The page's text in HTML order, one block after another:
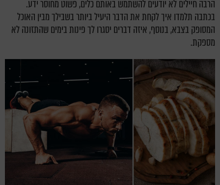
הרבה חיילים לא יודעים להשתמש באותם כלים, פשוט מחוסר ידע.
בכתבה תלמדו איך לקחת את הדבר היעיל ביותר בשבילך מבין האוכל
המסופק בצבא, בנוסף, איזה דברים יסגרו לך פינות בימים שהתזונה לא
מספקת.